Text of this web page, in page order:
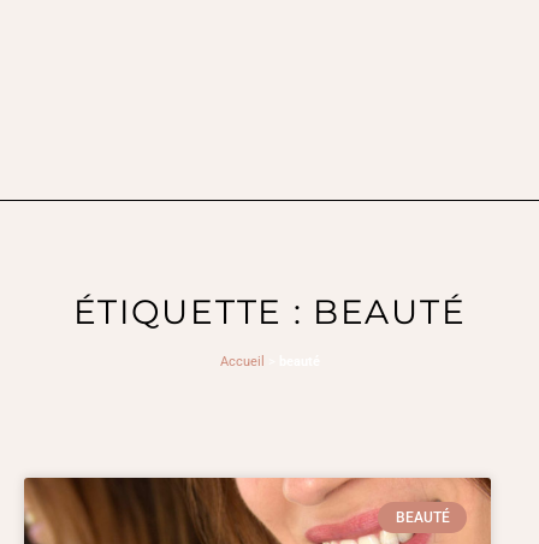
ÉTIQUETTE : BEAUTÉ
Accueil
BEAUTÉ